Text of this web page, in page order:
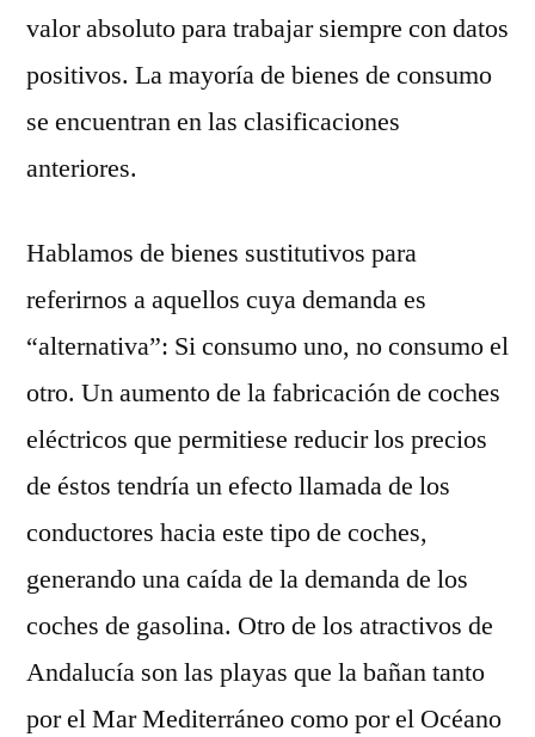
valor absoluto para trabajar siempre con datos
positivos. La mayoría de bienes de consumo
se encuentran en las clasificaciones
anteriores.
Hablamos de bienes sustitutivos para
referirnos a aquellos cuya demanda es
“alternativa”: Si consumo uno, no consumo el
otro. Un aumento de la fabricación de coches
eléctricos que permitiese reducir los precios
de éstos tendría un efecto llamada de los
conductores hacia este tipo de coches,
generando una caída de la demanda de los
coches de gasolina. Otro de los atractivos de
Andalucía son las playas que la bañan tanto
por el Mar Mediterráneo como por el Océano